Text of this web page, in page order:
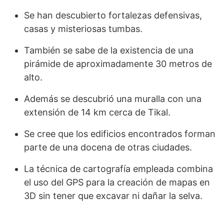
Se han descubierto fortalezas defensivas,
casas y misteriosas tumbas.
También se sabe de la existencia de una
pirámide de aproximadamente 30 metros de
alto.
Además se descubrió una muralla con una
extensión de 14 km cerca de Tikal.
Se cree que los edificios encontrados forman
parte de una docena de otras ciudades.
La técnica de cartografía empleada combina
el uso del GPS para la creación de mapas en
3D sin tener que excavar ni dañar la selva.